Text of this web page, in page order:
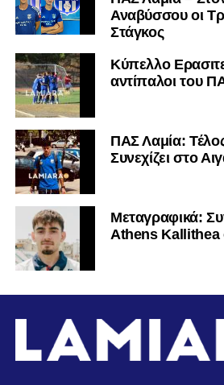
Αναβύσσου οι
Στάγκος
Κύπελλο
αντίπαλοι του
ΠΑΣ Λαμία:
Συνεχίζει στο
Mεταγραφικά:
Athens Kallithea